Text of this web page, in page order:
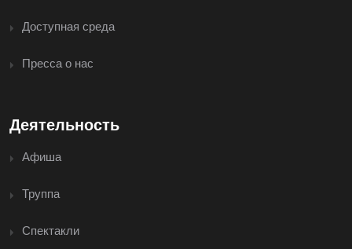
Доступная среда
Пресса о нас
Деятельность
Афиша
Труппа
Спектакли